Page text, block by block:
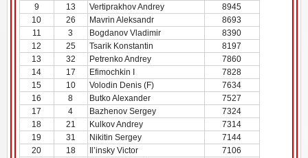
9
13 Vertiprakhov Andrey
8945
10
26 Mavrin Aleksandr
8693
11
3 Bogdanov Vladimir
8390
12
25 Tsarik Konstantin
8197
13
32 Petrenko Andrey
7860
14
17 Efimochkin I
7828
15
10 Volodin Denis (F)
7634
16
8 Butko Alexander
7527
17
4 Bazhenov Sergey
7324
18
21 Kulkov Andrey
7314
19
31 Nikitin Sergey
7144
20
18 Il’insky Victor
7106